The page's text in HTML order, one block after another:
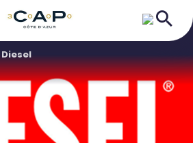
Diesel